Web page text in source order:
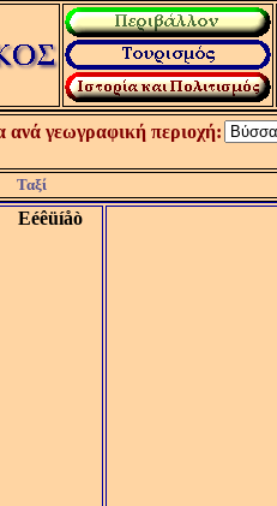
ανά γεωγραφική περιοχή:
Ταξί
Eéêüíåò